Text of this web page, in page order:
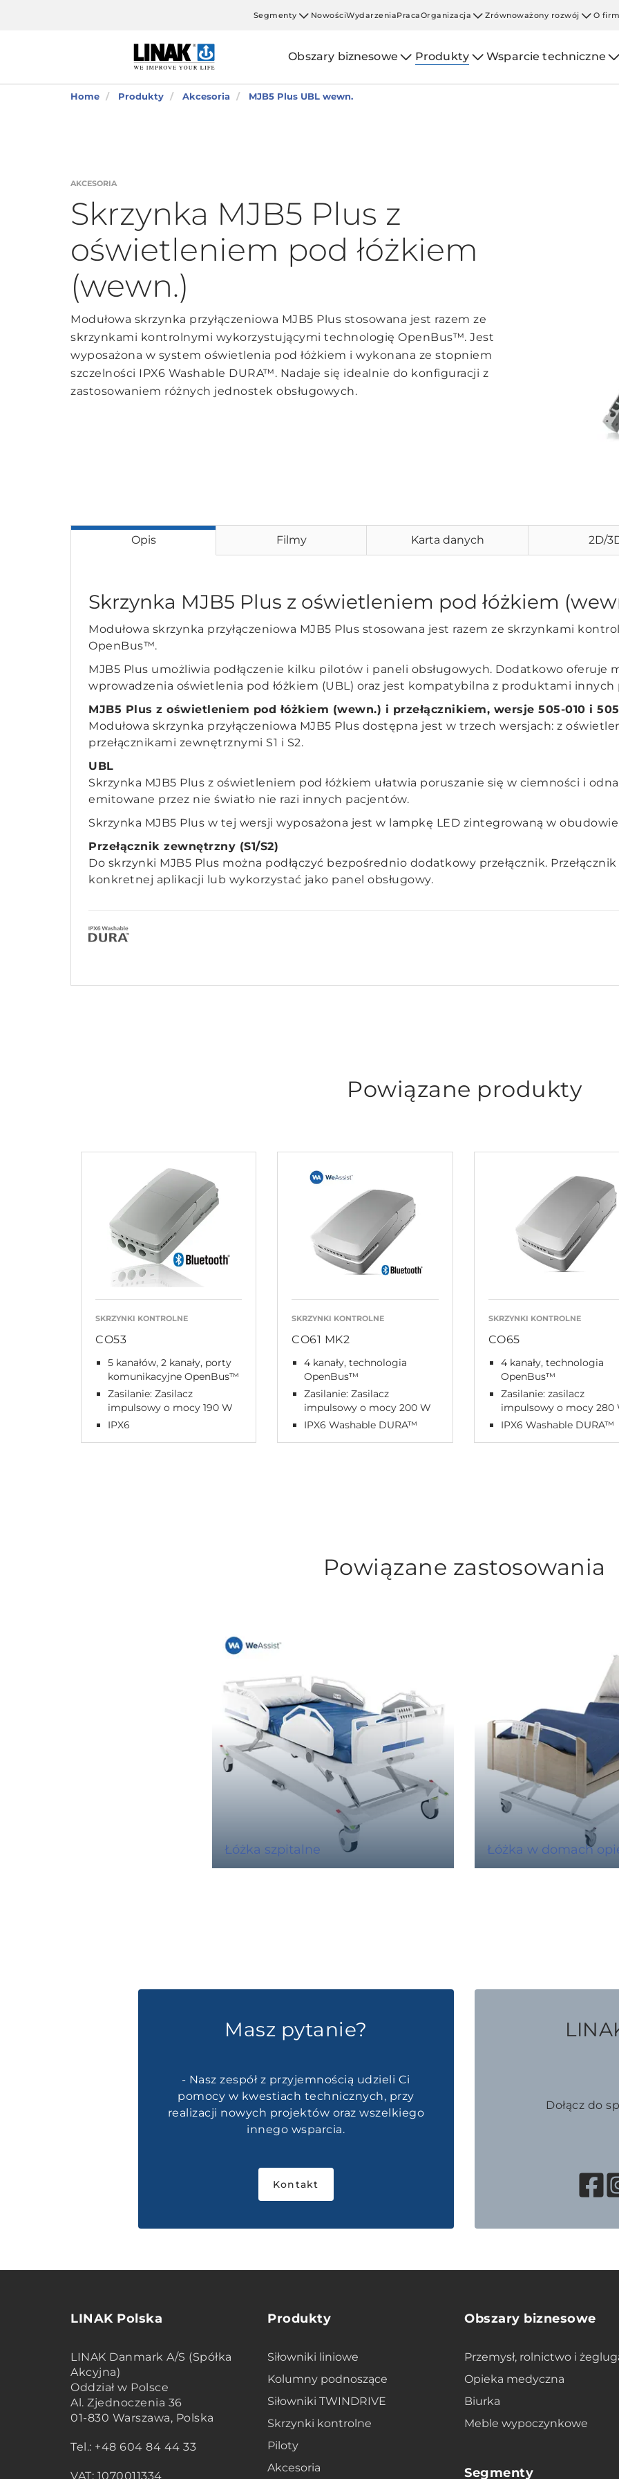
Segmenty NowościWydarzeniaPracaOrganizacja Zrównoważony rozwój O
Obszary biznesowe Produkty Wsparcie techniczne
Home Produkty Akcesoria MJB5 Plus UBL wewn.
AKCESORIA
Skrzynka MJB5 Plus z
oświetleniem pod łóżkiem
(wewn.)
Modułowa skrzynka przyłączeniowa MJB5 Plus stosowana jest razem ze
skrzynkami kontrolnymi wykorzystującymi technologię OpenBus™. Jest
wyposażona w system oświetlenia pod łóżkiem i wykonana ze stopniem
szczelności IPX6 Washable DURA™. Nadaje się idealnie do konfiguracji z
zastosowaniem różnych jednostek obsługowych.
Opis Filmy Karta danych 2D/
Skrzynka MJB5 Plus z oświetleniem pod łóżkiem
Modułowa skrzynka przyłączeniowa MJB5 Plus stosowana jest razem ze skrzynkami
OpenBus™.
MJB5 Plus umożliwia podłączenie kilku pilotów i paneli obsługowych. Dodatkowo oferuje
wprowadzenia oświetlenia pod łóżkiem (UBL) oraz jest kompatybilna z produktami
MJB5 Plus z oświetleniem pod łóżkiem (wewn.) i przełącznikiem, wersje 505-010 i
Modułowa skrzynka przyłączeniowa MJB5 Plus dostępna jest w trzech wersjach: z
przełącznikami zewnętrznymi S1 i S2.
UBL
Skrzynka MJB5 Plus z oświetleniem pod łóżkiem ułatwia poruszanie się w ciemności i
emitowane przez nie światło nie razi innych pacjentów.
Skrzynka MJB5 Plus w tej wersji wyposażona jest w lampkę LED zintegrowaną w
Przełącznik zewnętrzny (S1/S2)
Do skrzynki MJB5 Plus można podłączyć bezpośrednio dodatkowy przełącznik.
konkretnej aplikacji lub wykorzystać jako panel obsługowy.
Powiązane produkty
SKRZYNKI KONTROLNE
CO53
5 kanałów, 2 kanały, porty
komunikacyjne OpenBus™
Zasilanie: Zasilacz
impulsowy o mocy 190 W
IPX6
SKRZYNKI KONTROLNE
CO61 MK2
4 kanały, technologia
OpenBus™
Zasilanie: Zasilacz
impulsowy o mocy 200 W
IPX6 Washable DURA™
SKRZYNKI KONTROLNE
CO65
4 kanały, technologia
OpenBus™
Zasilanie: zasilacz
impulsowy o mocy 280
IPX6 Washable DURA™
Powiązane zastosowania
Łóżka szpitalne Łóżka w domach
Masz pytanie?
- Nasz zespół z przyjemnością udzieli Ci
pomocy w kwestiach technicznych, przy
realizacji nowych projektów oraz wszelkiego
innego wsparcia.
Kontakt
Dołącz do
LINAK Polska
LINAK Danmark A/S (Spółka
Akcyjna)
Oddział w Polsce
Al. Zjednoczenia 36
01-830 Warszawa, Polska
Tel.: +48 604 84 44 33
VAT: 1070011334
Produkty
Siłowniki liniowe
Kolumny podnoszące
Siłowniki TWINDRIVE
Skrzynki kontrolne
Piloty
Akcesoria
Obszary biznesowe
Przemysł, rolnictwo i
Opieka medyczna
Biurka
Meble wypoczynkowe
Segmenty